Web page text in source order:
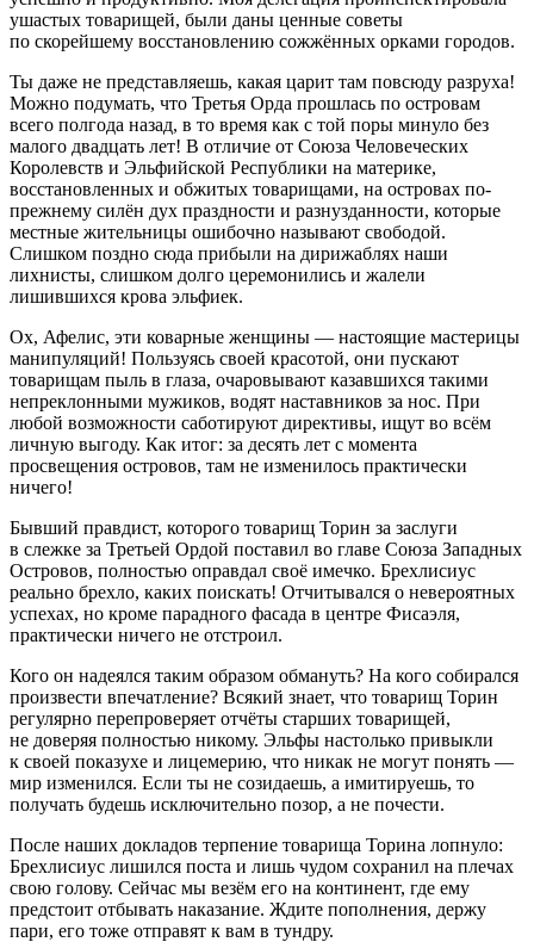
ушастых товарищей, были даны ценные советы
по скорейшему восстановлению сожжённых орками городов.
Ты даже не представляешь, какая царит там повсюду разруха!
Можно подумать, что Третья Орда прошлась по островам
всего полгода назад, в то время как с той поры минуло без
малого двадцать лет! В отличие от Союза Человеческих
Королевств и Эльфийской Республики на материке,
восстановленных и обжитых товарищами, на островах по-
прежнему силён дух праздности и разнузданности, которые
местные жительницы ошибочно называют свободой.
Слишком поздно сюда прибыли на дирижаблях наши
лихнисты, слишком долго церемонились и жалели
лишившихся крова эльфиек.
Ох, Афелис, эти коварные женщины — настоящие мастерицы
манипуляций! Пользуясь своей красотой, они пускают
товарищам пыль в глаза, очаровывают казавшихся такими
непреклонными мужиков, водят наставников за нос. При
любой возможности саботируют директивы, ищут во всём
личную выгоду. Как итог: за десять лет с момента
просвещения островов, там не изменилось практически
ничего!
Бывший правдист, которого товарищ Торин за заслуги
в слежке за Третьей Ордой поставил во главе Союза Западных
Островов, полностью оправдал своё имечко. Брехлисиус
реально брехло, каких поискать! Отчитывался о невероятных
успехах, но кроме парадного фасада в центре Фисаэля,
практически ничего не отстроил.
Кого он надеялся таким образом обмануть? На кого собирался
произвести впечатление? Всякий знает, что товарищ Торин
регулярно перепроверяет отчёты старших товарищей,
не доверяя полностью никому. Эльфы настолько привыкли
к своей показухе и лицемерию, что никак не могут понять —
мир изменился. Если ты не созидаешь, а имитируешь, то
получать будешь исключительно позор, а не почести.
После наших докладов терпение товарища Торина лопнуло:
Брехлисиус лишился поста и лишь чудом сохранил на плечах
свою голову. Сейчас мы везём его на континент, где ему
предстоит отбывать наказание. Ждите пополнения, держу
пари, его тоже отправят к вам в тундру.